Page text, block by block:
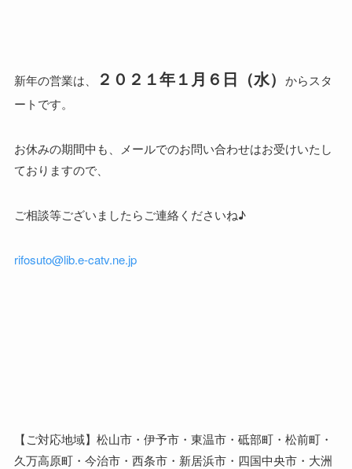
新年の営業は、 ２０２１年１月６日（水） からスタ
ートです。
お休みの期間中も、メールでのお問い合わせはお受けいたし
ておりますので、
ご相談等ございましたらご連絡くださいね♪
rifosuto@lib.e-catv.ne.jp
【ご対応地域】松山市・伊予市・東温市・砥部町・松前町・
久万高原町・今治市・西条市・新居浜市・四国中央市・大洲